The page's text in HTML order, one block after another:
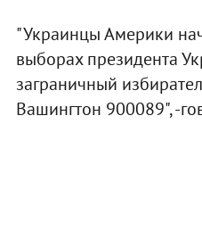
"Украинцы Америки
выборах президента
заграничный
Вашингтон 900089", -